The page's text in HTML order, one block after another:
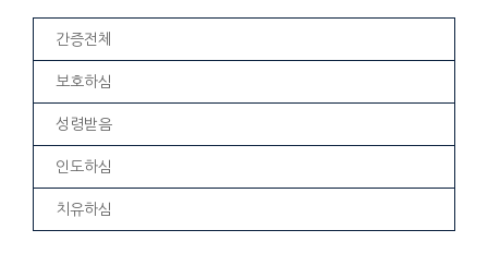
간증전체
보호하심
성령받음
인도하심
치유하심